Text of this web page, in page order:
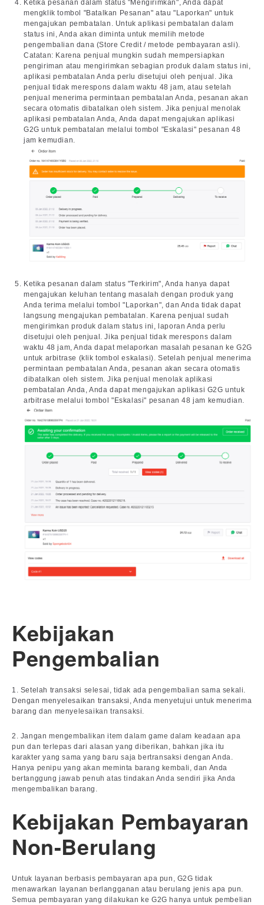
Ketika pesanan dalam status "Mengirimkan", Anda dapat
mengklik tombol "Batalkan Pesanan" atau "Laporkan" untuk
mengajukan pembatalan. Untuk aplikasi pembatalan dalam
status ini, Anda akan diminta untuk memilih metode
pengembalian dana (Store Credit / metode pembayaran asli).
Catatan: Karena penjual mungkin sudah mempersiapkan
pengiriman atau mengirimkan sebagian produk dalam status ini,
aplikasi pembatalan Anda perlu disetujui oleh penjual. Jika
penjual tidak merespons dalam waktu 48 jam, atau setelah
penjual menerima permintaan pembatalan Anda, pesanan akan
secara otomatis dibatalkan oleh sistem. Jika penjual menolak
aplikasi pembatalan Anda, Anda dapat mengajukan aplikasi
G2G untuk pembatalan melalui tombol "Eskalasi" pesanan 48
jam kemudian.
Ketika pesanan dalam status "Terkirim", Anda hanya dapat
mengajukan keluhan tentang masalah dengan produk yang
Anda terima melalui tombol "Laporkan", dan Anda tidak dapat
langsung mengajukan pembatalan. Karena penjual sudah
mengirimkan produk dalam status ini, laporan Anda perlu
disetujui oleh penjual. Jika penjual tidak merespons dalam
waktu 48 jam, Anda dapat melaporkan masalah pesanan ke G2G
untuk arbitrase (klik tombol eskalasi). Setelah penjual menerima
permintaan pembatalan Anda, pesanan akan secara otomatis
dibatalkan oleh sistem. Jika penjual menolak aplikasi
pembatalan Anda, Anda dapat mengajukan aplikasi G2G untuk
arbitrase melalui tombol "Eskalasi" pesanan 48 jam kemudian.
Kebijakan
Pengembalian
1. Setelah transaksi selesai, tidak ada pengembalian sama sekali.
Dengan menyelesaikan transaksi, Anda menyetujui untuk menerima
barang dan menyelesaikan transaksi.
2. Jangan mengembalikan item dalam game dalam keadaan apa
pun dan terlepas dari alasan yang diberikan, bahkan jika itu
karakter yang sama yang baru saja bertransaksi dengan Anda.
Hanya penipu yang akan meminta barang kembali, dan Anda
bertanggung jawab penuh atas tindakan Anda sendiri jika Anda
mengembalikan barang.
Kebijakan Pembayaran
Non-Berulang
Untuk layanan berbasis pembayaran apa pun, G2G tidak
menawarkan layanan berlangganan atau berulang jenis apa pun.
Semua pembayaran yang dilakukan ke G2G hanya untuk pembelian